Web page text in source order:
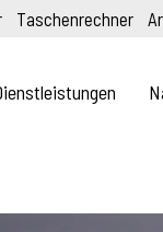
Taschenrechner